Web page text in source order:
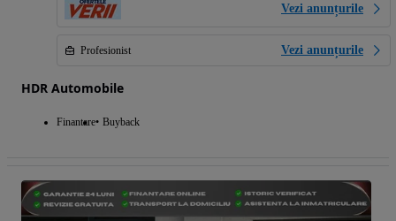
Vezi anunțurile
Profesionist Vezi anunțurile
HDR Automobile
Finantare Buyback